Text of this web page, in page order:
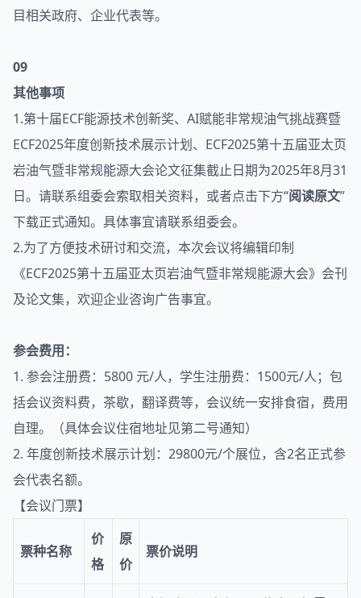
目相关政府、企业代表等。
09
其他事项
1.第十届ECF能源技术创新奖、AI赋能非常规油气挑战赛暨
ECF2025年度创新技术展示计划、ECF2025第十五届亚太页
岩油气暨非常规能源大会论文征集截止日期为2025年8月31
日。请联系组委会索取相关资料，或者点击下方“阅读原文”
下载正式通知。具体事宜请联系组委会。
2.为了方便技术研讨和交流，本次会议将编辑印制
《ECF2025第十五届亚太页岩油气暨非常规能源大会》会刊
及论文集，欢迎企业咨询广告事宜。
参会费用：
1. 参会注册费：5800 元/人，学生注册费：1500元/人；包
括会议资料费，茶歇，翻译费等，会议统一安排食宿，费用
自理。（具体会议住宿地址见第二号通知）
2. 年度创新技术展示计划：29800元/个展位，含2名正式参
会代表名额。
【会议门票】
票种名称
价
格
原
价
票价说明